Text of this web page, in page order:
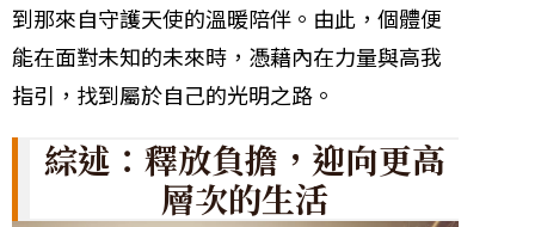
到那來自守護天使的溫暖陪伴。由此，個體便
能在面對未知的未來時，憑藉內在力量與高我
指引，找到屬於自己的光明之路。
綜述：釋放負擔，迎向更高
層次的生活